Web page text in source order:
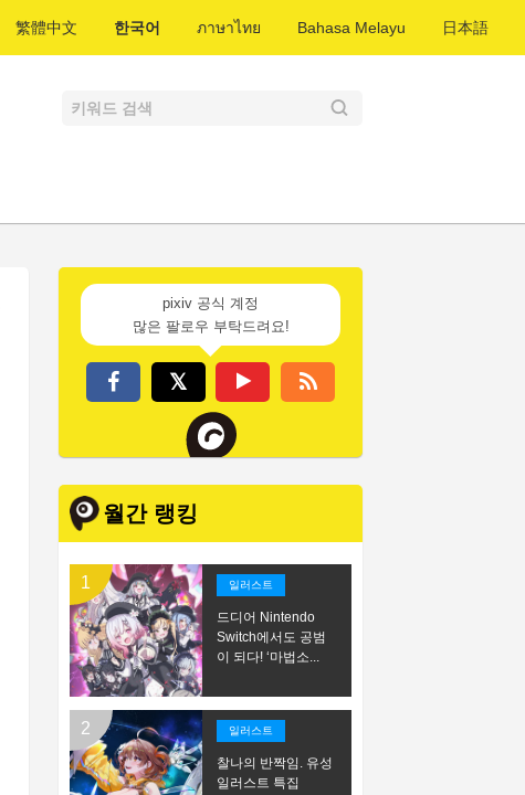
繁體中文 한국어 ภาษาไทย Bahasa Melayu 日本語
pixiv 공식 계정
많은 팔로우 부탁드려요!
월간 랭킹
일러스트
드디어 Nintendo
Switch에서도 공범
이 되다! ‘마법소...
일러스트
찰나의 반짝임. 유성
일러스트 특집